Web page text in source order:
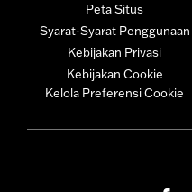
Peta Situs
Syarat-Syarat Penggunaan
Kebijakan Privasi
Kebijakan Cookie
Kelola Preferensi Cookie